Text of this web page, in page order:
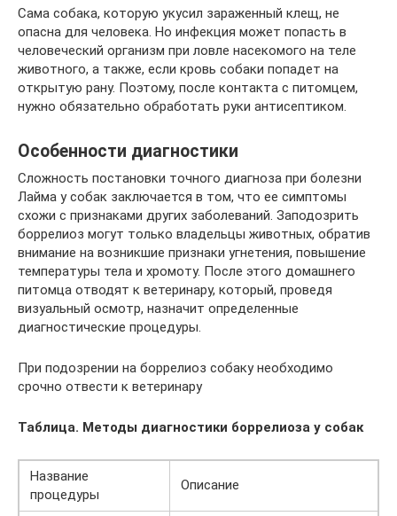
Сама собака, которую укусил зараженный клещ, не
опасна для человека. Но инфекция может попасть в
человеческий организм при ловле насекомого на теле
животного, а также, если кровь собаки попадет на
открытую рану. Поэтому, после контакта с питомцем,
нужно обязательно обработать руки антисептиком.
Особенности диагностики
Сложность постановки точного диагноза при болезни
Лайма у собак заключается в том, что ее симптомы
схожи с признаками других заболеваний. Заподозрить
боррелиоз могут только владельцы животных, обратив
внимание на возникшие признаки угнетения, повышение
температуры тела и хромоту. После этого домашнего
питомца отводят к ветеринару, который, проведя
визуальный осмотр, назначит определенные
диагностические процедуры.
При подозрении на боррелиоз собаку необходимо
срочно отвести к ветеринару
Таблица. Методы диагностики боррелиоза у собак
Название
процедуры
Описание